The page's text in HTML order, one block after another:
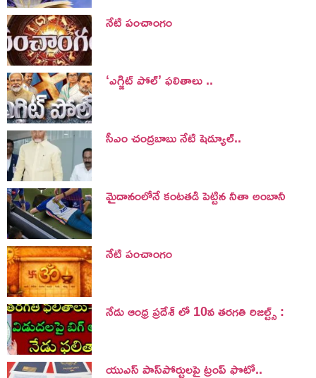
నేటి పంచాంగం
‘ఎగ్జిట్ పోల్’ ఫలితాలు ..
సీఎం చంద్రబాబు నేటి షెడ్యూల్..
మైదానంలోనే కంటతడి పెట్టిన నీతా అంబానీ
నేటి పంచాంగం
నేడు ఆంధ్ర ప్రదేశ్ లో 10వ తరగతి రిజల్ట్స్ :
యుఎస్ పాస్‌పోర్టులపై ట్రంప్‌ ఫొటో..